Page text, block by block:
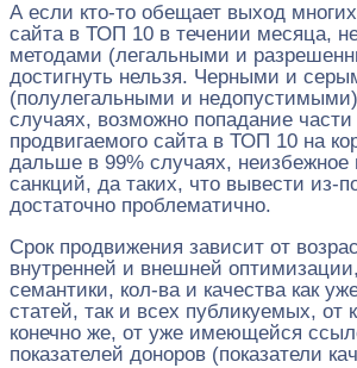
А если кто-то обещает выход
сайта в ТОП 10 в течении месяца,
методами (легальными и
достигнуть нельзя. Черными и
(полулегальными и
случаях, возможно попадание части
продвигаемого сайта в ТОП 10 на
дальше в 99% случаях, неизбежное
санкций, да таких, что вывести из-
достаточно проблематично.
Срок продвижения зависит от
внутренней и внешней
семантики, кол-ва и качества как
статей, так и всех публикуемых, от
конечно же, от уже имеющейся
показателей доноров (показатели